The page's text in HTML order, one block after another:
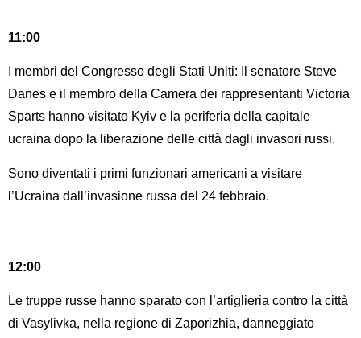
11:00
I membri del Congresso degli Stati Uniti: Il senatore Steve
Danes e il membro della Camera dei rappresentanti Victoria
Sparts hanno visitato Kyiv e la periferia della capitale
ucraina dopo la liberazione delle città dagli invasori russi.
Sono diventati i primi funzionari americani a visitare
l’Ucraina dall’invasione russa del 24 febbraio.
​​12:00
Le truppe russe hanno sparato con l’artiglieria contro la città
di Vasylivka, nella regione di Zaporizhia, danneggiato